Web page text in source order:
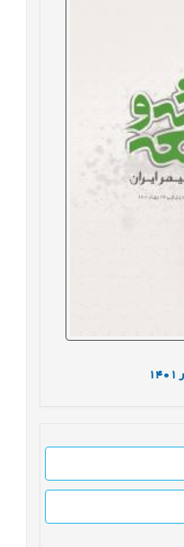
1401